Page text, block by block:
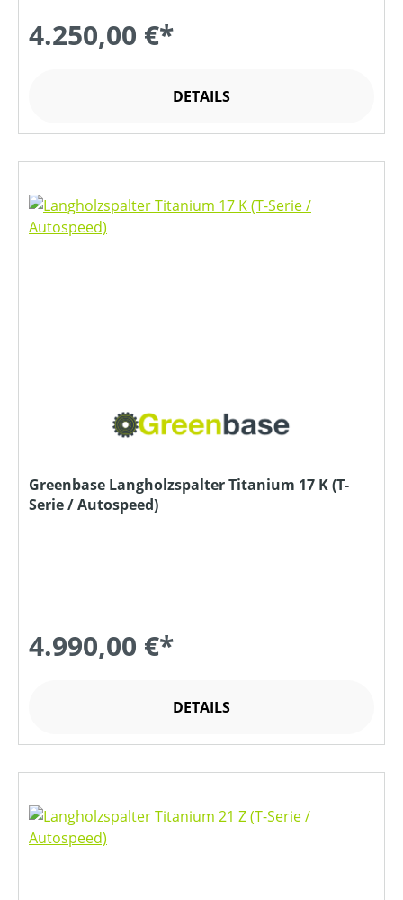
4.250,00 €*
DETAILS
Greenbase Langholzspalter Titanium 17 K (T-
Serie / Autospeed)
4.990,00 €*
DETAILS